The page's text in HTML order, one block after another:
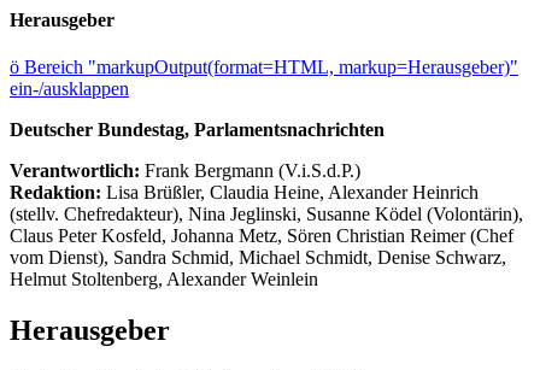
Herausgeber
ö Bereich "markupOutput(format=HTML, markup=Herausgeber)"
ein-/ausklappen
Deutscher Bundestag, Parlamentsnachrichten
Verantwortlich: Frank Bergmann (V.i.S.d.P.)
Redaktion: Lisa Brüßler, Claudia Heine, Alexander Heinrich
(stellv. Chefredakteur), Nina Jeglinski, Susanne Ködel (Volontärin),
Claus Peter Kosfeld, Johanna Metz, Sören Christian Reimer (Chef
vom Dienst), Sandra Schmid, Michael Schmidt, Denise Schwarz,
Helmut Stoltenberg, Alexander Weinlein
Herausgeber